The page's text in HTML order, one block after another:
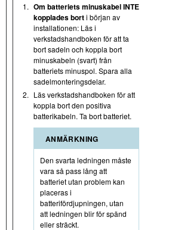
1. Om batteriets minuskabel INTE
kopplades borti början av
installationen: Läs i
verkstadshandboken för att ta
bort sadeln och koppla bort
minuskabeln (svart) från
batteriets minuspol. Spara alla
sadelmonteringsdelar.
2. Läs verkstadshandboken för att
koppla bort den positiva
batterikabeln. Ta bort batteriet.
ANMÄRKNING
Den svarta ledningen måste
vara så pass lång att
batteriet utan problem kan
placeras i
batterifördjupningen, utan
att ledningen blir för spänd
eller sträckt.